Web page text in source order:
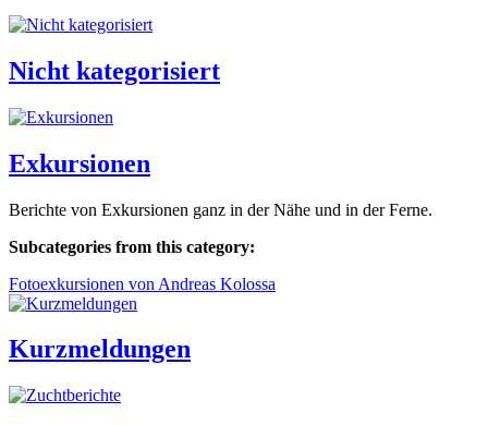
Nicht kategorisiert
Exkursionen
Berichte von Exkursionen ganz in der Nähe und in der Ferne.
Subcategories from this category:
Fotoexkursionen von Andreas Kolossa
Kurzmeldungen